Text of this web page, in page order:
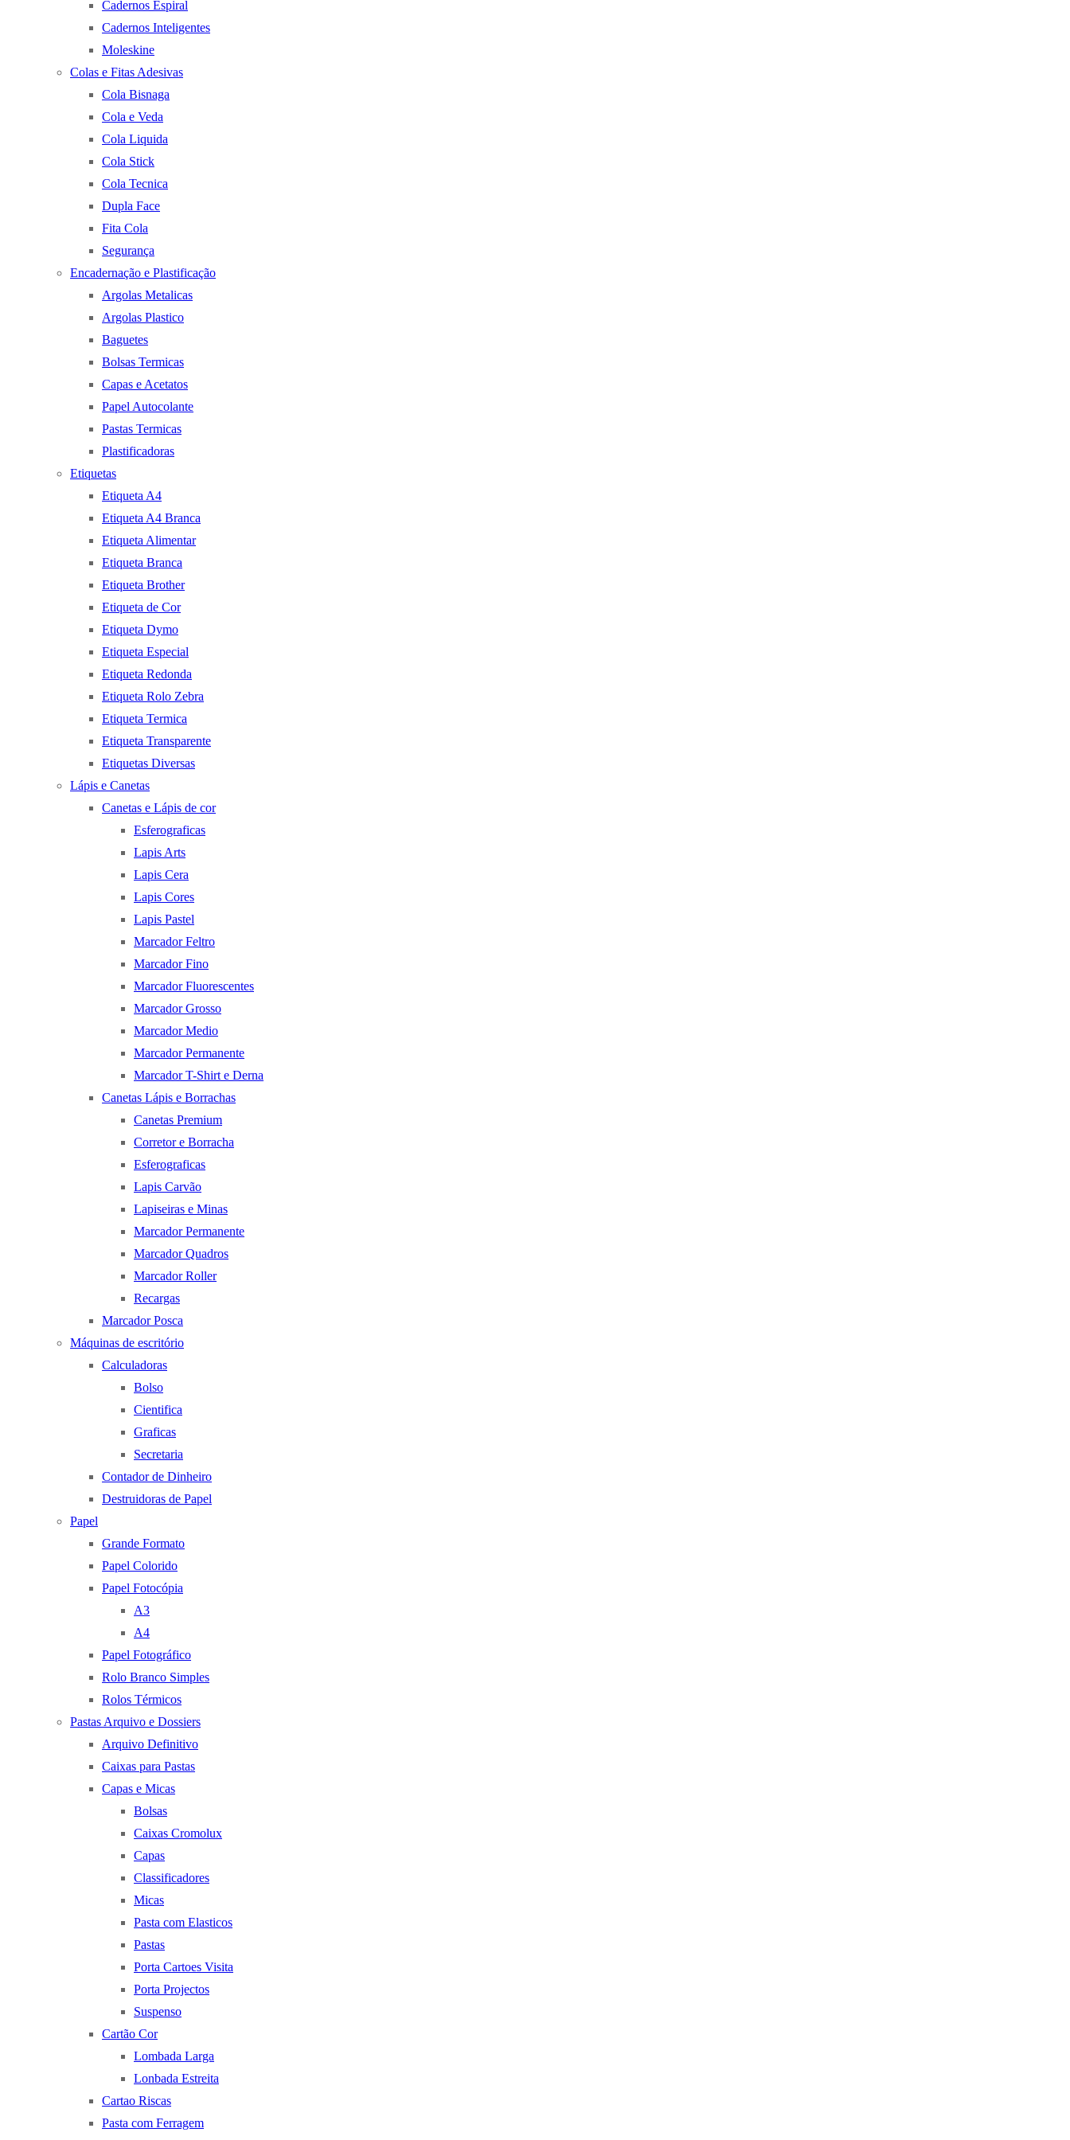
Cadernos Espiral
Cadernos Inteligentes
Moleskine
Colas e Fitas Adesivas
Cola Bisnaga
Cola e Veda
Cola Liquida
Cola Stick
Cola Tecnica
Dupla Face
Fita Cola
Segurança
Encadernação e Plastificação
Argolas Metalicas
Argolas Plastico
Baguetes
Bolsas Termicas
Capas e Acetatos
Papel Autocolante
Pastas Termicas
Plastificadoras
Etiquetas
Etiqueta A4
Etiqueta A4 Branca
Etiqueta Alimentar
Etiqueta Branca
Etiqueta Brother
Etiqueta de Cor
Etiqueta Dymo
Etiqueta Especial
Etiqueta Redonda
Etiqueta Rolo Zebra
Etiqueta Termica
Etiqueta Transparente
Etiquetas Diversas
Lápis e Canetas
Canetas e Lápis de cor
Esferograficas
Lapis Arts
Lapis Cera
Lapis Cores
Lapis Pastel
Marcador Feltro
Marcador Fino
Marcador Fluorescentes
Marcador Grosso
Marcador Medio
Marcador Permanente
Marcador T-Shirt e Derna
Canetas Lápis e Borrachas
Canetas Premium
Corretor e Borracha
Esferograficas
Lapis Carvão
Lapiseiras e Minas
Marcador Permanente
Marcador Quadros
Marcador Roller
Recargas
Marcador Posca
Máquinas de escritório
Calculadoras
Bolso
Cientifica
Graficas
Secretaria
Contador de Dinheiro
Destruidoras de Papel
Papel
Grande Formato
Papel Colorido
Papel Fotocópia
A3
A4
Papel Fotográfico
Rolo Branco Simples
Rolos Térmicos
Pastas Arquivo e Dossiers
Arquivo Definitivo
Caixas para Pastas
Capas e Micas
Bolsas
Caixas Cromolux
Capas
Classificadores
Micas
Pasta com Elasticos
Pastas
Porta Cartoes Visita
Porta Projectos
Suspenso
Cartão Cor
Lombada Larga
Lonbada Estreita
Cartao Riscas
Pasta com Ferragem